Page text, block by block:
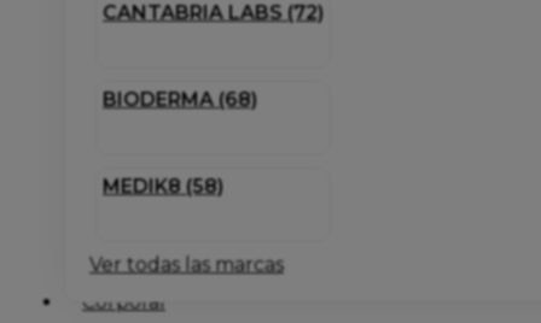
CANTABRIA LABS (72)
BIODERMA (68)
MEDIK8 (58)
Ver todas las marcas
Corporal